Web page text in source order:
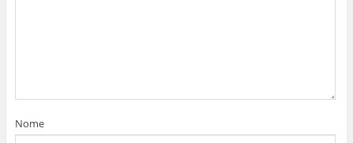
Nome